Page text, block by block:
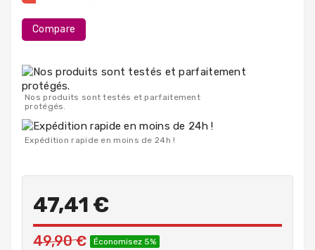
Compare
Nos produits sont testés et parfaitement
protégés.
Expédition rapide en moins de 24h !
47,41 €
49,90 € Économisez 5%